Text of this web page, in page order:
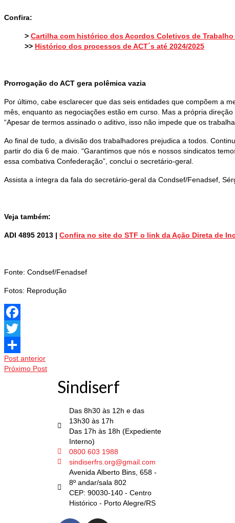
Confira:
> Cartilha com histórico dos Acordos Coletivos de
>> Histórico dos processos de ACT´s até 2024/2025
Prorrogação do ACT gera polêmica vazia
Por último, cabe esclarecer que das seis entidades que compõem a
mês, enquanto as negociações estão em curso. Mas a própria
“Apesar de termos assinado o aditivo, isso não impede que os
Ao final de tudo, a divisão dos trabalhadores prejudica a todos.
partir do dia 6 de maio. “Garantimos que nós e nossos sindicatos
essa combativa Confederação”, conclui o secretário-geral.
Assista a íntegra da fala do secretário-geral da Condsef/Fenadsef,
Veja também:
ADI 4895 2013 | Confira no site do STF o link da Ação Direta de
Fonte: Condsef/Fenadsef
Fotos: Reprodução
Facebook
Twitter
Share
Post anterior
Próximo Post
Sindiserf
Das 8h30 às 12h e das
13h30 às 17h
Das 17h às 18h (Expediente
Interno)
0800 603 1988
sindiserfrs.org@gmail.com
Avenida Alberto Bins, 658 -
8º andar/sala 802
CEP: 90030-140 - Centro
Histórico - Porto Alegre/RS